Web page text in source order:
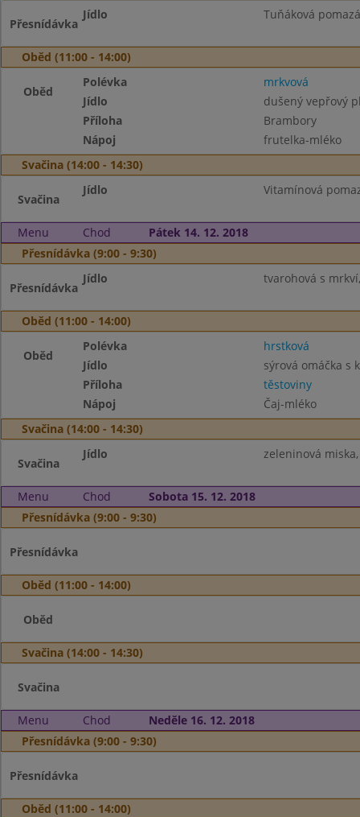
Přesnídávka
Jídlo Tuňáková
Oběd (11:00 - 14:00)
Oběd
Polévka
mrkvová
Jídlo
dušený vepřový
Příloha
Brambory
Nápoj
frutelka-mléko
Svačina (14:00 - 14:30)
Svačina
Jídlo Vitamínová
Menu Chod
Pátek 14. 12. 2018
Přesnídávka (9:00 - 9:30)
Přesnídávka
Jídlo tvarohová s
Oběd (11:00 - 14:00)
Oběd
Polévka
hrstková
Jídlo
sýrová omáčka s
Příloha
těstoviny
Nápoj
Čaj-mléko
Svačina (14:00 - 14:30)
Svačina
Jídlo zeleninová
Menu Chod
Sobota 15. 12. 2018
Přesnídávka (9:00 - 9:30)
Přesnídávka
Oběd (11:00 - 14:00)
Oběd
Svačina (14:00 - 14:30)
Svačina
Menu Chod
Neděle 16. 12. 2018
Přesnídávka (9:00 - 9:30)
Přesnídávka
Oběd (11:00 - 14:00)